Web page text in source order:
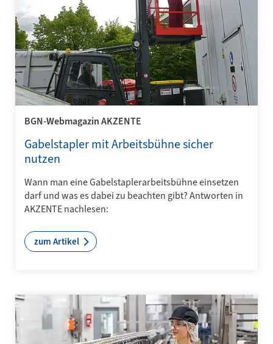
BGN-Webmagazin AKZENTE
Gabelstapler mit Arbeitsbühne sicher
nutzen
Wann man eine Gabelstaplerarbeitsbühne einsetzen
darf und was es dabei zu beachten gibt? Antworten in
AKZENTE nachlesen:
zum Artikel